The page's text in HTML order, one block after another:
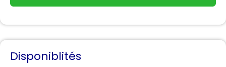
Disponiblités